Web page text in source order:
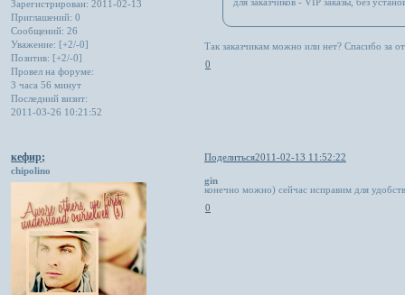
Зарегистрирован: 2011-02-13
Приглашений: 0
Сообщений: 26
Уважение: [+2/-0]
Позитив: [+2/-0]
Провел на форуме:
3 часа 56 минут
Последний визит:
2011-03-26 10:21:52
Так заказчикам можно или нет? Спасибо за
0
Поделиться2011-02-13 11:52:22
кефир;
chipolino
gin
конечно можно) сейчас исправим для
0